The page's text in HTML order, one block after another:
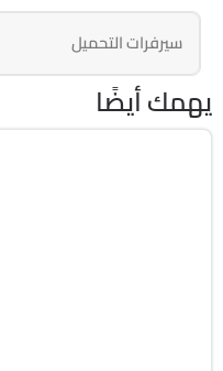
سيرفرات التحميل
يهمك أيضًا